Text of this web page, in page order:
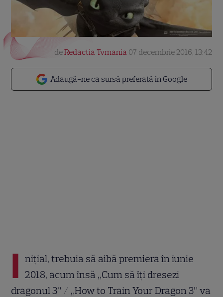
Adaugă-ne ca sursă preferată în Google
deRedactia Tvmania 07 decembrie 2016, 13:42
I nițial, trebuia să aibă premiera în iunie
2018, acum însă „Cum să îți dresezi
dragonul 3” / „How to Train Your Dragon 3” va